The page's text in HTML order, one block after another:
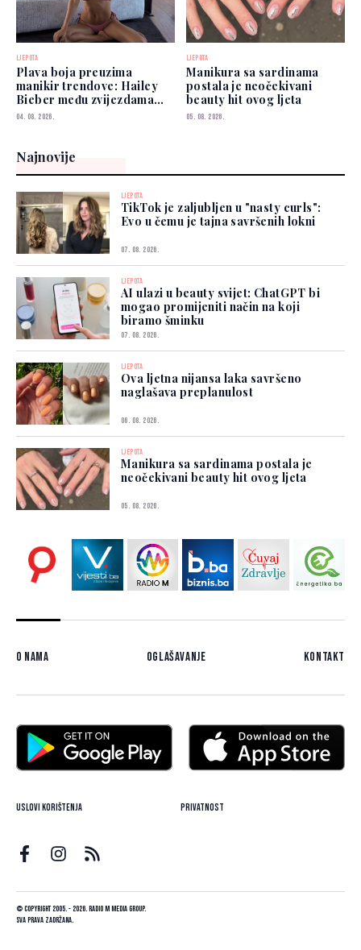
LJEPOTA
Plava boja preuzima
manikir trendove: Hailey
Bieber među zvijezdama
koje je već nose
04. 08. 2026.
LJEPOTA
Manikura sa sardinama
postala je neočekivani
beauty hit ovog ljeta
05. 08. 2026.
Najnovije
LJEPOTA
TikTok je zaljubljen u "nasty curls":
Evo u čemu je tajna savršenih lokni
07. 08. 2026.
LJEPOTA
AI ulazi u beauty svijet: ChatGPT bi
mogao promijeniti način na koji
biramo šminku
07. 08. 2026.
LJEPOTA
Ova ljetna nijansa laka savršeno
naglašava preplanulost
06. 08. 2026.
LJEPOTA
Manikura sa sardinama postala je
neočekivani beauty hit ovog ljeta
05. 08. 2026.
O nama Oglašavanje Kontakt
Uslovi korištenja Privatnost
© Copyright 2005. - 2026. Radio M Media Group.
Sva prava zadržana.